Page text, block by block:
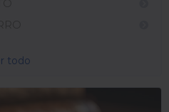
todo